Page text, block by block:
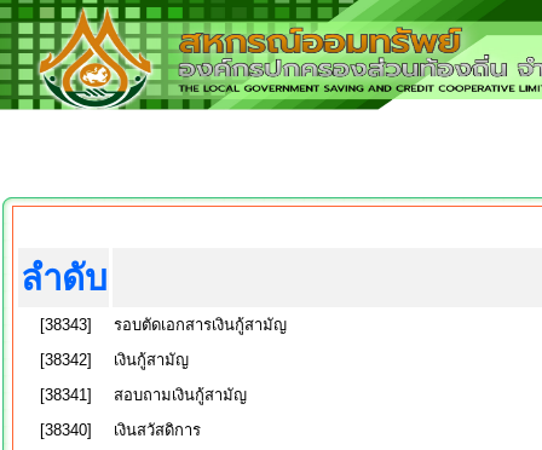
ลำดับ
[38343]
รอบตัดเอกสารเงินกู้สามัญ
[38342]
เงินกู้สามัญ
[38341]
สอบถามเงินกู้สามัญ
[38340]
เงินสวัสดิการ